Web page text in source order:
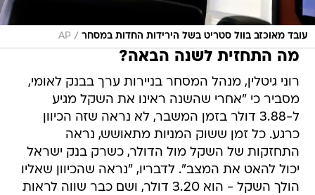
עובד מאוכזב בוול סטריט בשל הירידות החדות במסחר /
AP
מה התחזית לשנה הבאה?
רוני גיטלין, מנהל המסחר בניירות ערך בבנק לאומי,
מסביר כי "אחרי שהשנה ראינו את השקל מגיע
ל-3.88 דולר בזמן המשבר, לא נראה שזה הכיוון
כרגע. כל זמן ששוק המניות מתאושש, נראה
התחזקות של השקל מול הדולר, כשרק בנק ישראל
יכול להאט את המצב". לדבריו, "נראה שהכיוון שאליו
הולך השקל - הוא 3.20 דולר, ושם כבר שווה לראות